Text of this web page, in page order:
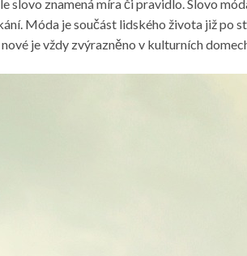
znamená míra či pravidlo. Slovo
Móda je součást lidského života již po
je vždy zvýrazněno v kulturních